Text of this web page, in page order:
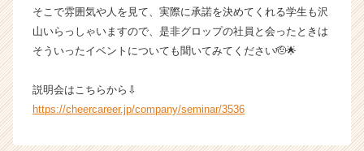
ト
キ
リ
ア
h
そこで雰囲気や人を見て、実際に承諾を決めてくれる学生も沢
山いらっしゃいますので、是非グロップの社員と会ったときは
そういったイベントについても聞いてみてください🫡🌟
説明会はこちらから⇩
https://cheercareer.jp/company/seminar/3536